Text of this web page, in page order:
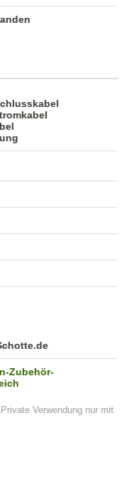
Verwendung nur mit
Zubehör-